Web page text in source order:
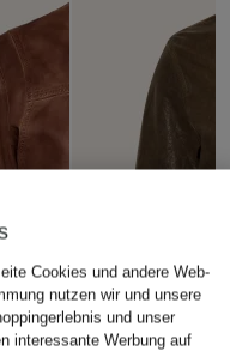
Cookies und andere Web-
nutzen wir und unsere
und unser
interessante Werbung auf